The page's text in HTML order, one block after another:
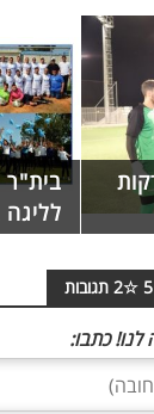
שמש: 90 דקות
5
☆
2 תגובות
כתבו: